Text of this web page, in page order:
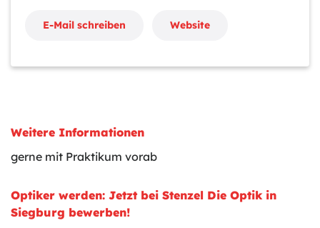
E-Mail schreiben Website
Weitere Informationen
gerne mit Praktikum vorab
Optiker werden: Jetzt bei Stenzel Die Optik in
Siegburg bewerben!